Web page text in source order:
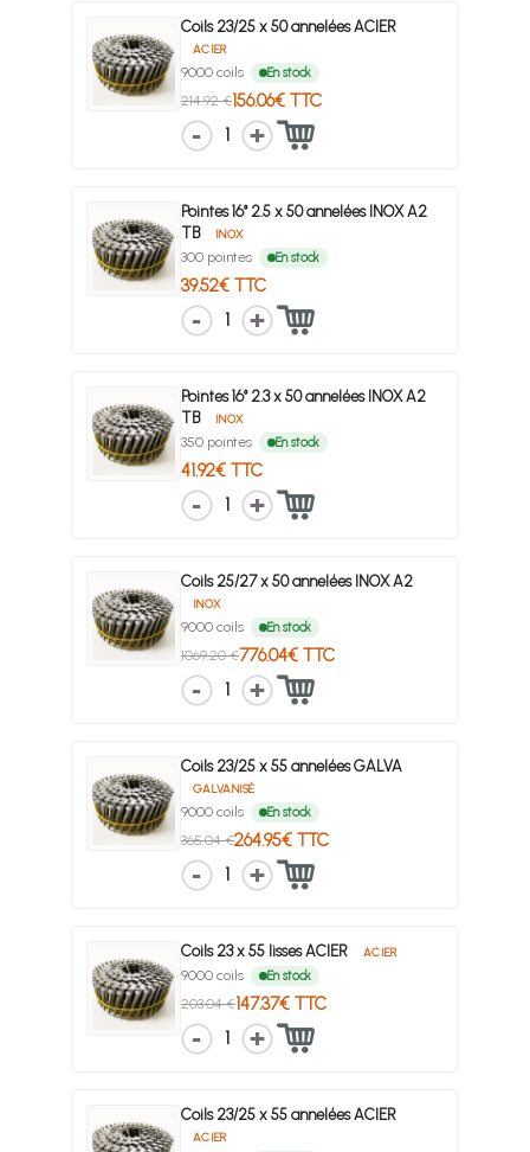
Coils 23/25 x 50 annelées ACIER
ACIER
9000 coils En stock
214.92 €156.06€ TTC
1
Pointes 16° 2.5 x 50 annelées INOX A2
TB
INOX
300 pointes En stock
39.52€ TTC
1
Pointes 16° 2.3 x 50 annelées INOX A2
TB
INOX
350 pointes En stock
41.92€ TTC
1
Coils 25/27 x 50 annelées INOX A2
INOX
9000 coils En stock
1069.20 €776.04€ TTC
1
Coils 23/25 x 55 annelées GALVA
GALVANISÉ
9000 coils En stock
365.04 €264.95€ TTC
1
Coils 23 x 55 lisses ACIER ACIER
9000 coils En stock
203.04 €147.37€ TTC
1
Coils 23/25 x 55 annelées ACIER
ACIER